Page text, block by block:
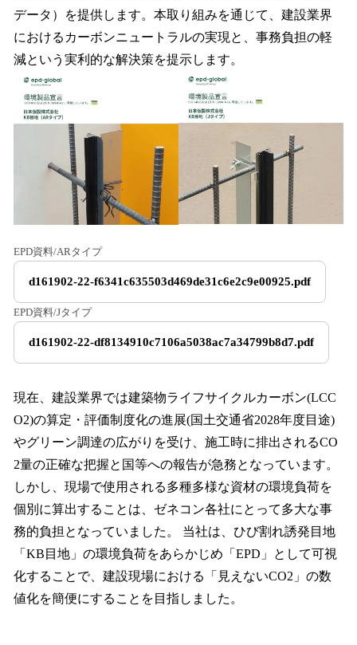
す
データ）を提供します。本取り組みを通じて、建設業界
におけるカーボンニュートラルの実現と、事務負担の軽
減という実利的な解決策を提示します。
EPD資料/ARタイプ
d161902-22-f6341c635503d469de31c6e2c9e00925.pdf
EPD資料/Jタイプ
d161902-22-df8134910c7106a5038ac7a34799b8d7.pdf
現在、建設業界では建築物ライフサイクルカーボン(LCC
O2)の算定・評価制度化の進展(国土交通省2028年度目途)
やグリーン調達の広がりを受け、施工時に排出されるCO
2量の正確な把握と国等への報告が急務となっています。
しかし、現場で使用される多種多様な資材の環境負荷を
個別に算出することは、ゼネコン各社にとって多大な事
務的負担となっていました。 当社は、ひび割れ誘発目地
「KB目地」の環境負荷をあらかじめ「EPD」として可視
化することで、建設現場における「見えないCO2」の数
値化を簡便にすることを目指しました。